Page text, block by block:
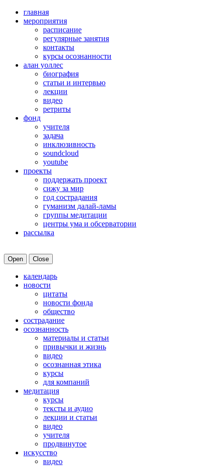
главная
мероприятия
расписание
регулярные занятия
контакты
курсы осознанности
алан уоллес
биография
статьи и интервью
лекции
видео
ретриты
фонд
учителя
задача
инклюзивность
soundcloud
youtube
проекты
поддержать проект
сижу за мир
год сострадания
гуманизм далай-ламы
группы медитации
центры ума и обсерватории
рассылка
Open Close
календарь
новости
цитаты
новости фонда
общество
сострадание
осознанность
материалы и статьи
привычки и жизнь
видео
осознанная этика
курсы
для компаний
медитация
курсы
тексты и аудио
лекции и статьи
видео
учителя
продвинутое
искусство
видео